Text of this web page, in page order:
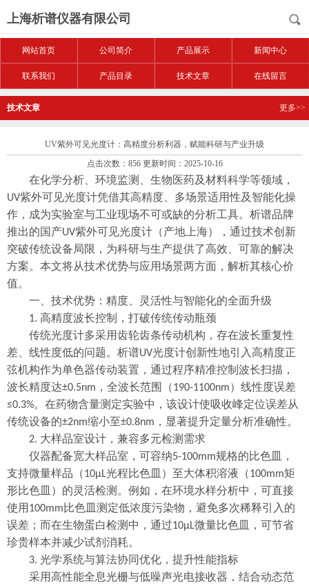
上海析谱仪器有限公司
网站首页 公司简介 产品展示 新闻中心
联系我们 产品目录 技术文章 在线留言
技术文章 更多>>
UV紫外可见光度计：高精度分析利器，赋能科研与产业升级
点击次数：856 更新时间：2025-10-16
在化学分析、环境监测、生物医药及材料科学等领域，
UV紫外可见光度计凭借其高精度、多场景适用性及智能化操
作 ，成为实验室与工业现场不可或缺的分析工具。析谱品牌
推出的国产UV紫外可见光度计（产地上海），通过技术创新
突破传统设备局限，为科研与生产提供了高效、可靠的解决
方案。本文将从技术优势与应用场景两方面，解析其核心价
值。
一、技术优势：精度、灵活性与智能化的全面升级
1. 高精度波长控制，打破传统传动瓶颈
传统光度计多采用齿轮齿条传动机构，存在波长重复性
差、线性度低的问题。析谱UV光度计创新性地引入高精度正
弦机构作为单色器传动装置，通过程序精准控制波长扫描，
波长精度达±0.5nm ，全波长范围（190-1100nm）线性度误差
≤0.3%。在药物含量测定实验中，该设计使吸收峰定位误差从
传统设备的±2nm缩小至±0.8nm ，显著提升定量分析准确性。
2. 大样品室设计，兼容多元检测需求
仪器配备宽大样品室，可容纳5-100mm规格的比色皿，
支持微量样品（10μL光程比色皿）至大体积溶液（100mm矩
形比色皿）的灵活检测。例如，在环境水样分析中，可直接
使用 100mm比色皿测定低浓度污染物，避免多次稀释引入的
误差；而在生物蛋白检测中，通过10μL微量比色皿，可节省
珍贵样本并减少试剂消耗。
3. 光学系统与算法协同优化，提升性能指标
采用高性能全息光栅与低噪声光电接收器，结合动态范